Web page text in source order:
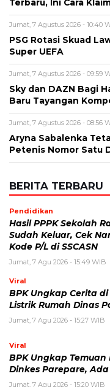
Komentar *
Nama*
Simpan nama, email,
untuk komentar saya
BERITA TERKAIT
Jumat, 7 Agustus 2026 - 10:59
Real Madrid Beri